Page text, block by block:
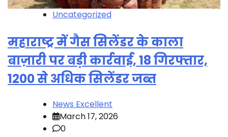
Uncategorized
महाराष्ट्र में गैस सिलेंडर के काला
बाज़ारी पर बड़ी कार्रवाई, 18 गिरफ्तार,
1200 से अधिक सिलेंडर जब्त
News Excellent
March 17, 2026
0